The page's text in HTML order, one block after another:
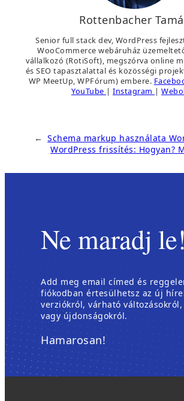
Rottenbacher
Senior full stack dev, WordPress
WooCommerce webáruház
vállalkozó (RotiSoft), megszórva online
és SEO tapasztalattal és közösségi
WP MeetUp, WPFórum) embere.
YouTube | Instagram |
← Schema markup használata
WordPress frissítés: Hogyan?
Ne maradj le!
Add meg email címed és
fiókodban értesülhetsz az új
verziókról, várható
vagy újdonságokról.
Hamarosan!